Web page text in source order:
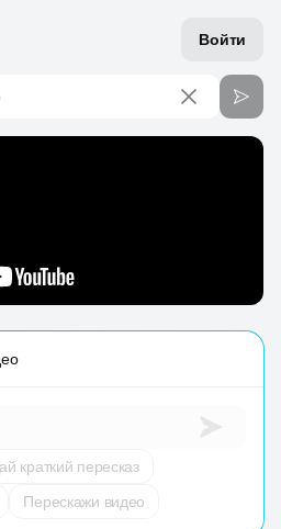
Войти
краткий пересказ
Перескажи видео